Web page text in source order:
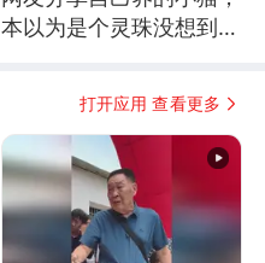
本以为是个灵珠没想到是
打开应用 查看更多